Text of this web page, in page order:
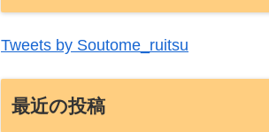
Tweets by Soutome_ruitsu
最近の投稿